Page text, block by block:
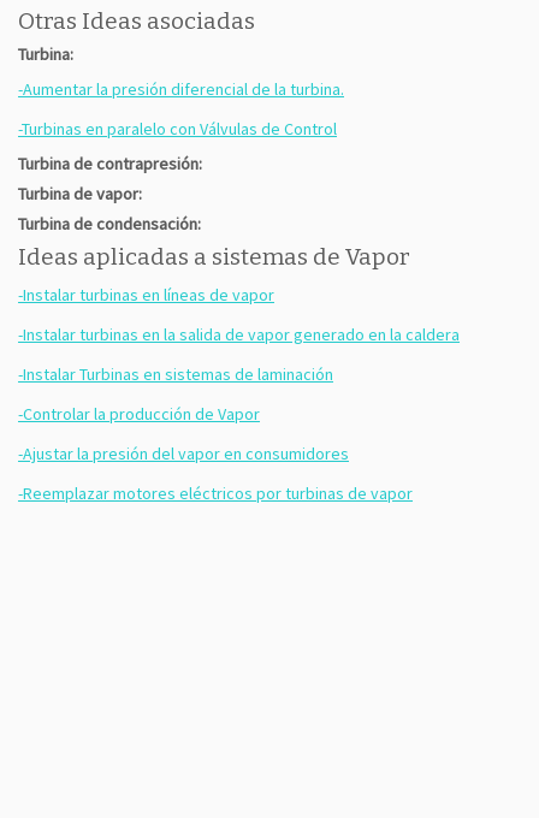
Otras Ideas asociadas
Turbina:
-Aumentar la presión diferencial de la turbina.
-Turbinas en paralelo con Válvulas de Control
Turbina de contrapresión:
Turbina de vapor:
Turbina de condensación:
Ideas aplicadas a sistemas de Vapor
-Instalar turbinas en líneas de vapor
-Instalar turbinas en la salida de vapor generado en la caldera
-Instalar Turbinas en sistemas de laminación
-Controlar la producción de Vapor
-Ajustar la presión del vapor en consumidores
-Reemplazar motores eléctricos por turbinas de vapor